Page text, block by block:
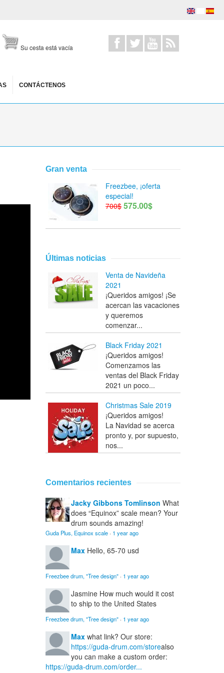
Su cesta está vacía
CONTÁCTENOS
Gran venta
Freezbee, ¡oferta
especial!
700$ 575.00$
Últimas noticias
Venta de Navideña
2021
¡Queridos amigos! ¡Se
acercan las vacaciones
y queremos
comenzar...
Black Friday 2021
¡Queridos amigos!
Comenzamos las
ventas del Black Friday
2021 un poco...
Christmas Sale 2019
¡Queridos amigos!
La Navidad se acerca
pronto y, por supuesto,
nos...
Comentarios recientes
Jacky Gibbons Tomlinson What
does “Equinox” scale mean? Your
drum sounds amazing!
Guda Plus, Equinox scale · 1 year ago
Max Hello, 65-70 usd
Freezbee drum, "Tree design" · 1 year ago
Jasmine How much would it cost
to ship to the United States
Freezbee drum, "Tree design" · 1 year ago
Max what link? Our store:
https://guda-drum.com/storealso
you can make a custom order:
https://guda-drum.com/order...